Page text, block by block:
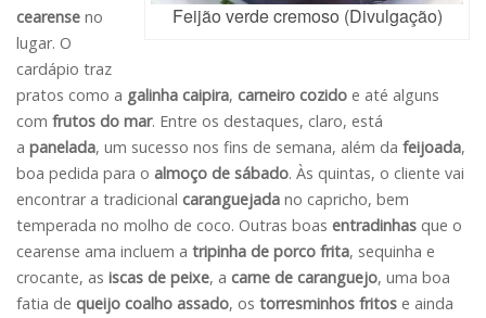
Feijão verde cremoso (Divulgação)
cearense no
lugar. O
cardápio traz
pratos como a galinha caipira, carneiro cozido e até alguns
com frutos do mar. Entre os destaques, claro, está
a panelada, um sucesso nos fins de semana, além da feijoada,
boa pedida para o almoço de sábado. Às quintas, o cliente vai
encontrar a tradicional caranguejada no capricho, bem
temperada no molho de coco. Outras boas entradinhas que o
cearense ama incluem a tripinha de porco frita, sequinha e
crocante, as iscas de peixe, a carne de caranguejo, uma boa
fatia de queijo coalho assado, os torresminhos fritos e ainda